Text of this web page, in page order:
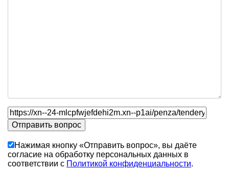
Нажимая кнопку «Отправить вопрос», вы даёте
согласие на обработку персональных данных в
соответствии с Политикой конфиденциальности.